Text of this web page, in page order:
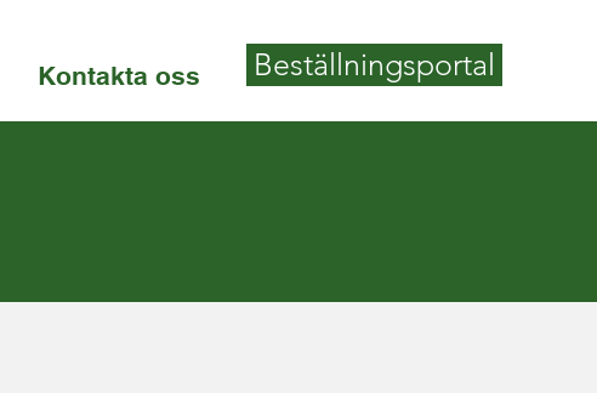
Kontakta oss Beställningsportal